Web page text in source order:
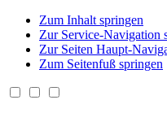
Zum Inhalt springen
Zur Service-Navigation
Zur Seiten Haupt-
Zum Seitenfuß springen